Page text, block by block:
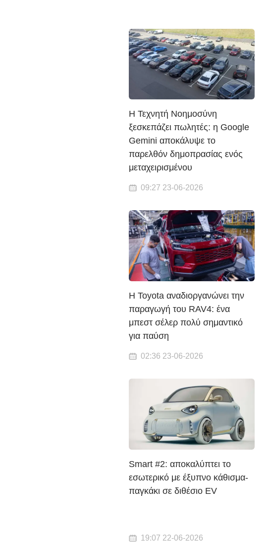
Η Τεχνητή Νοημοσύνη
ξεσκεπάζει πωλητές: η Google
Gemini αποκάλυψε το
παρελθόν δημοπρασίας ενός
μεταχειρισμένου
09:27 23-06-2026
Η Toyota αναδιοργανώνει την
παραγωγή του RAV4: ένα
μπεστ σέλερ πολύ σημαντικό
για παύση
02:36 23-06-2026
Smart #2: αποκαλύπτει το
εσωτερικό με έξυπνο κάθισμα-
παγκάκι σε διθέσιο EV
19:07 22-06-2026